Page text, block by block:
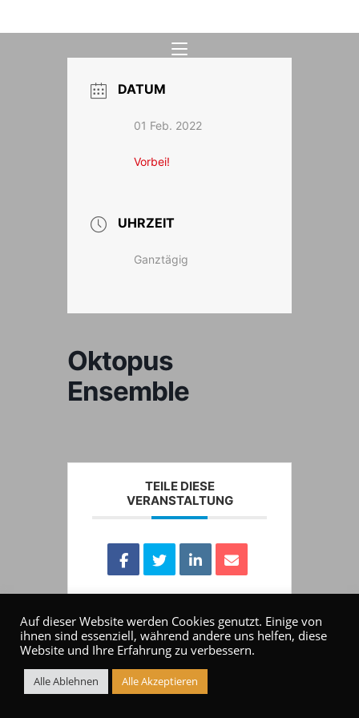
Inhalt
DATUM
01 Feb. 2022
Vorbei!
UHRZEIT
Ganztägig
Oktopus
Ensemble
TEILE DIESE
VERANSTALTUNG
Auf dieser Website werden Cookies genutzt. Einige von
ihnen sind essenziell, während andere uns helfen, diese
Website und Ihre Erfahrung zu verbessern.
Alle Ablehnen Alle Akzeptieren